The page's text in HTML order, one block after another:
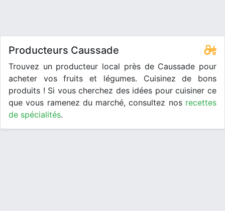
Producteurs Caussade
Trouvez un producteur local près de Caussade pour
acheter vos fruits et légumes. Cuisinez de bons
produits ! Si vous cherchez des idées pour cuisiner ce
que vous ramenez du marché, consultez nos recettes
de spécialités.